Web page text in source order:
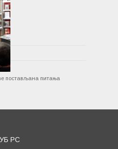
постављана питања
РС